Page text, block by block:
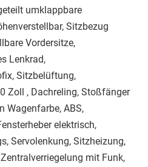
umklappbare
Sitzbezug
Vordersitze,
Lenkrad,
Sitzbelüftung,
Zoll , Dachreling, Stoßfänger
Wagenfarbe, ABS,
elektrisch,
Servolenkung, Sitzheizung,
Zentralverriegelung mit Funk,